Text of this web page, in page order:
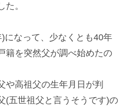
。
になって、少なくとも40年
籍を突然父が調べ始めたの
や高祖父の生年月日が判
(五世祖父と言うそうです)の